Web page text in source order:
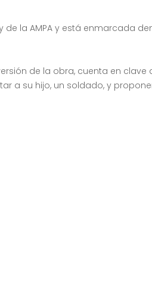
la AMPA y está enmarcada
de la obra, cuenta en clave
a su hijo, un soldado, y